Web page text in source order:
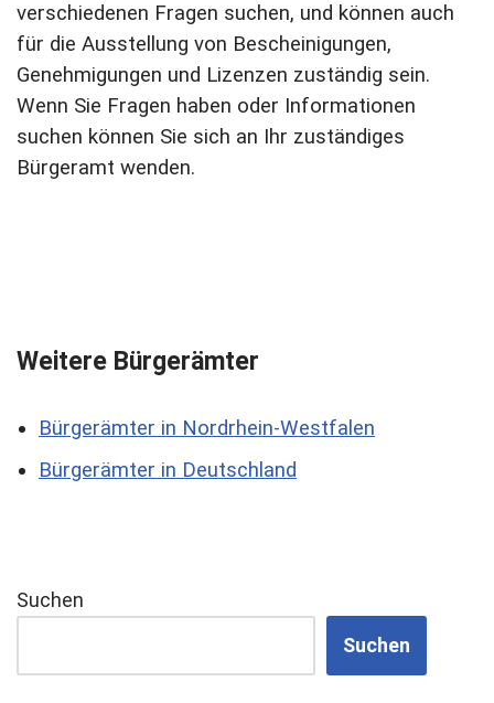
verschiedenen Fragen suchen, und können auch
für die Ausstellung von Bescheinigungen,
Genehmigungen und Lizenzen zuständig sein.
Wenn Sie Fragen haben oder Informationen
suchen können Sie sich an Ihr zuständiges
Bürgeramt wenden.
Weitere Bürgerämter
Bürgerämter in Nordrhein-Westfalen
Bürgerämter in Deutschland
Suchen
Suchen